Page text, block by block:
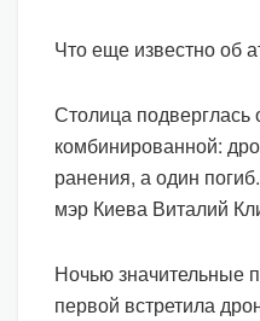
Что еще известно об
Столица
комбинированной:
ранения, а один
мэр Киева Виталий
Ночью значительные
первой встретила